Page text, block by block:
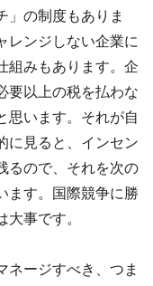
」の制度もありま
レンジしない企業に
組みもあります。企
要以上の税を払わな
思います。それが自
に見ると、インセン
るので、それを次の
ます。国際競争に勝
事です。
ネージすべき、つま